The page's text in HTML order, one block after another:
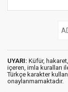
UYARI: Küfür,
içeren, imla kuralları
Türkçe karakter
onaylanmamaktadır.